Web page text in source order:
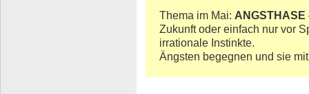
Thema im Mai: ANGSTHASE
Zukunft oder einfach nur vor
irrationale Instinkte.
Ängsten begegnen und sie